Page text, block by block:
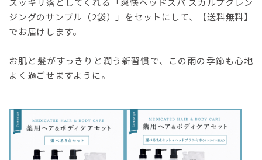
ジングのサンプル（2袋）」をセットにして、【送料無料】
でお届けします。
お肌と髪がすっきりと潤う新習慣で、この雨の季節も心地
よく過ごせますように。